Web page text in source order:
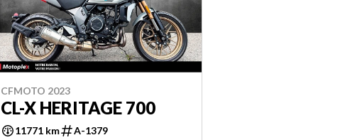
CFMOTO 2023
CL-X HERITAGE 700
11771 km A-1379